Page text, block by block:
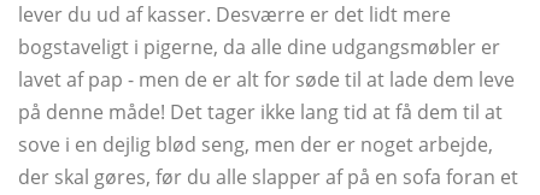
lever du ud af kasser. Desværre er det lidt mere
bogstaveligt i pigerne, da alle dine udgangsmøbler er
lavet af pap - men de er alt for søde til at lade dem leve
på denne måde! Det tager ikke lang tid at få dem til at
sove i en dejlig blød seng, men der er noget arbejde,
der skal gøres, før du alle slapper af på en sofa foran et